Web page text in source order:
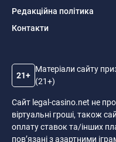
Редакційна політика
Контакти
21+
Матеріали сайту
(21+)
Сайт legal-casino.net не
віртуальні гроші, також
оплату ставок та/інших
пов’язані з азартними